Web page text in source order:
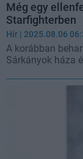
Még egy
Starfighterben
Hír | 2025.08.06
A korábban
Sárkányok háza